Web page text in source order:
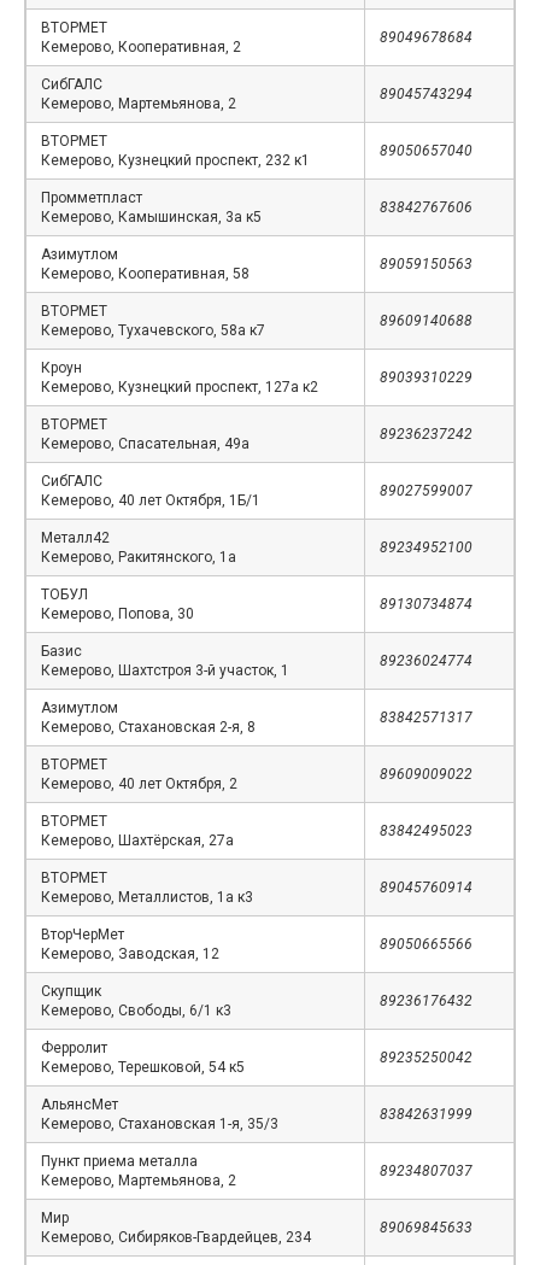
ВТОРМЕТ
Кемерово, Кооперативная, 2
89049678684
СибГАЛС
Кемерово, Мартемьянова, 2
89045743294
ВТОРМЕТ
Кемерово, Кузнецкий проспект, 232 к1
89050657040
Промметпласт
Кемерово, Камышинская, 3а к5
83842767606
Азимутлом
Кемерово, Кооперативная, 58
89059150563
ВТОРМЕТ
Кемерово, Тухачевского, 58а к7
89609140688
Кроун
Кемерово, Кузнецкий проспект, 127а к2
89039310229
ВТОРМЕТ
Кемерово, Спасательная, 49а
89236237242
СибГАЛС
Кемерово, 40 лет Октября, 1Б/1
89027599007
Металл42
Кемерово, Ракитянского, 1а
89234952100
ТОБУЛ
Кемерово, Попова, 30
89130734874
Базис
Кемерово, Шахтстроя 3-й участок, 1
89236024774
Азимутлом
Кемерово, Стахановская 2-я, 8
83842571317
ВТОРМЕТ
Кемерово, 40 лет Октября, 2
89609009022
ВТОРМЕТ
Кемерово, Шахтёрская, 27а
83842495023
ВТОРМЕТ
Кемерово, Металлистов, 1а к3
89045760914
ВторЧерМет
Кемерово, Заводская, 12
89050665566
Скупщик
Кемерово, Свободы, 6/1 к3
89236176432
Ферролит
Кемерово, Терешковой, 54 к5
89235250042
АльянсМет
Кемерово, Стахановская 1-я, 35/3
83842631999
Пункт приема металла
Кемерово, Мартемьянова, 2
89234807037
Мир
Кемерово, Сибиряков-Гвардейцев, 234
89069845633